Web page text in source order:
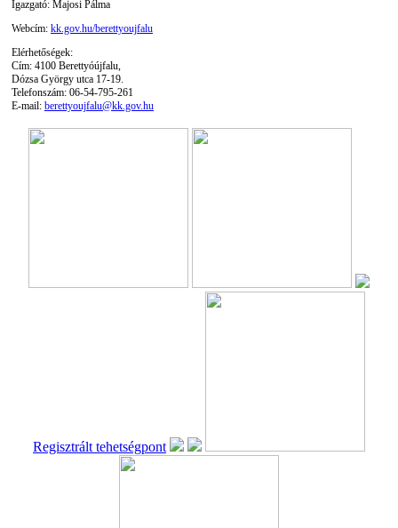
Igazgató: Majosi Pálma
Webcím: kk.gov.hu/berettyoujfalu
Elérhetőségek:
Cím: 4100 Berettyóújfalu,
Dózsa György utca 17-19.
Telefonszám: 06-54-795-261
E-mail: berettyoujfalu@kk.gov.hu
Regisztrált tehetségpont